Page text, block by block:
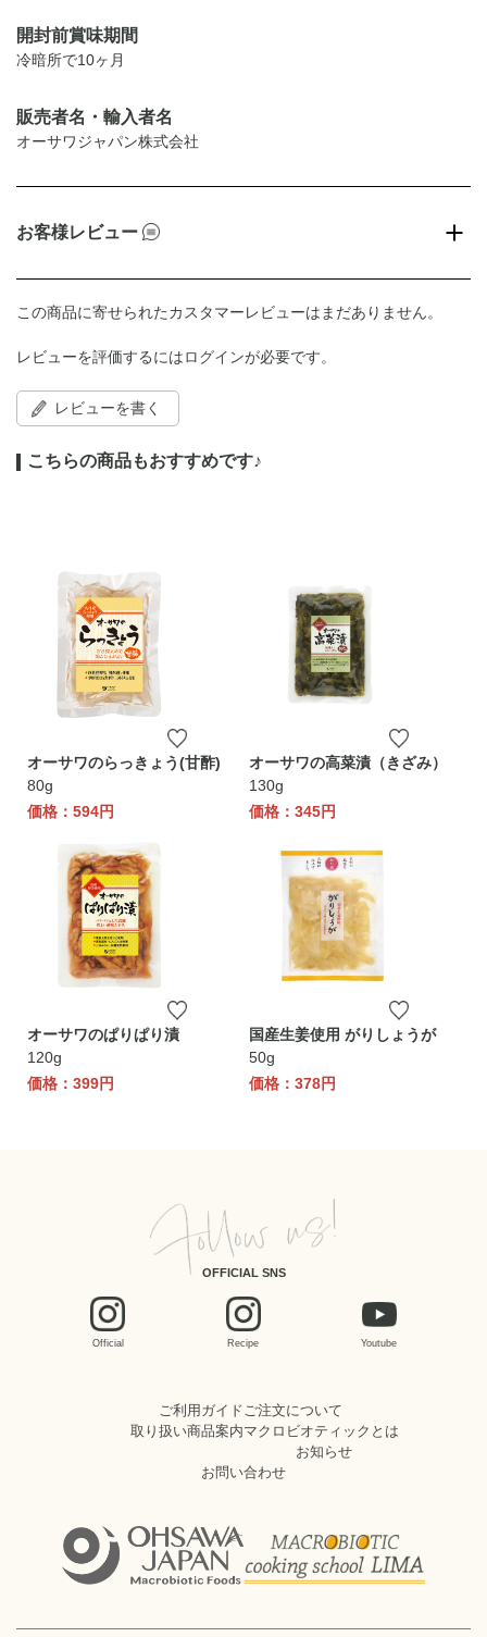
開封前賞味期間
冷暗所で10ヶ月
販売者名・輸入者名
オーサワジャパン株式会社
お客様レビュー
この商品に寄せられたカスタマーレビューはまだありません。
レビューを評価するにはログインが必要です。
レビューを書く
こちらの商品もおすすめです♪
オーサワのらっきょう(甘酢)
80g
価格：594円
オーサワの高菜漬（きざみ）
130g
価格：345円
オーサワのぱりぱり漬
120g
価格：399円
国産生姜使用 がりしょうが
50g
価格：378円
OFFICIAL SNS
Official Recipe Youtube
ご利用ガイドご注文について
取り扱い商品案内マクロビオティックとは
お知らせ
お問い合わせ